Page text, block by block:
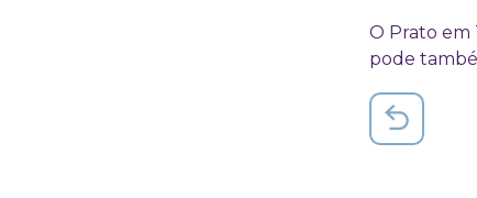
O Prato em
pode